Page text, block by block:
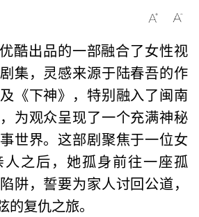
酷出品的一部融合了女性视
集，灵感来源于陆春吾的作
《下神》，特别融入了闽南
为观众呈现了一个充满神秘
世界。这部剧聚焦于一位女
之后，她孤身前往一座孤
阱，誓要为家人讨回公道，
复仇之旅。